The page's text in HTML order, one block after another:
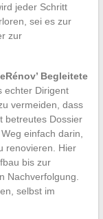
jeder Schritt
sei es zur
zur
Begleitete
echter Dirigent
vermeiden, dass
betreutes Dossier
einfach darin,
renovieren. Hier
bis zur
Nachverfolgung.
selbst im